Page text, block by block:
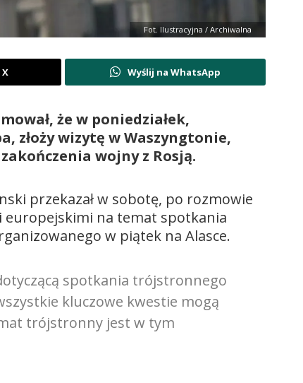
Fot. Ilustracyjna / Archiwalna
Wyślij na WhatsApp
że w poniedziałek,
złoży wizytę w Waszyngtonie,
wojny z Rosją.
przekazał w sobotę, po rozmowie
na temat spotkania
w piątek na Alasce.
spotkania trójstronnego
kluczowe kwestie mogą
trójstronny jest w tym